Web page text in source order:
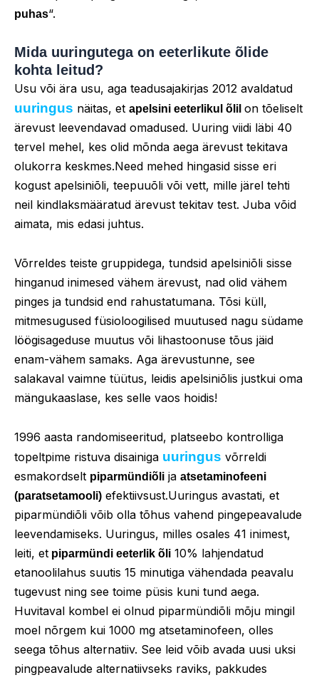
puhas“.
Mida uuringutega on eeterlikute õlide
kohta leitud?
Usu või ära usu, aga teadusajakirjas 2012 avaldatud
uuringus näitas, et apelsini eeterlikul õlil on tõeliselt
ärevust leevendavad omadused. Uuring viidi läbi 40
tervel mehel, kes olid mõnda aega ärevust tekitava
olukorra keskmes.Need mehed hingasid sisse eri
kogust apelsiniõli, teepuuõli või vett, mille järel tehti
neil kindlaksmääratud ärevust tekitav test. Juba võid
aimata, mis edasi juhtus.
Võrreldes teiste gruppidega, tundsid apelsiniõli sisse
hinganud inimesed vähem ärevust, nad olid vähem
pinges ja tundsid end rahustatumana. Tõsi küll,
mitmesugused füsioloogilised muutused nagu südame
löögisageduse muutus või lihastoonuse tõus jäid
enam-vähem samaks. Aga ärevustunne, see
salakaval vaimne tüütus, leidis apelsiniõlis justkui oma
mängukaaslase, kes selle vaos hoidis!
1996 aasta randomiseeritud, platseebo kontrolliga
topeltpime ristuva disainiga uuringus võrreldi
esmakordselt piparmündiõli ja atsetaminofeeni
(paratsetamooli) efektiivsust.Uuringus avastati, et
piparmündiõli võib olla tõhus vahend pingepeavalude
leevendamiseks. Uuringus, milles osales 41 inimest,
leiti, et piparmündi eeterlik õli 10% lahjendatud
etanoolilahus suutis 15 minutiga vähendada peavalu
tugevust ning see toime püsis kuni tund aega.
Huvitaval kombel ei olnud piparmündiõli mõju mingil
moel nõrgem kui 1000 mg atsetaminofeen, olles
seega tõhus alternatiiv. See leid võib avada uusi uksi
pingpeavalude alternatiivseks raviks, pakkudes